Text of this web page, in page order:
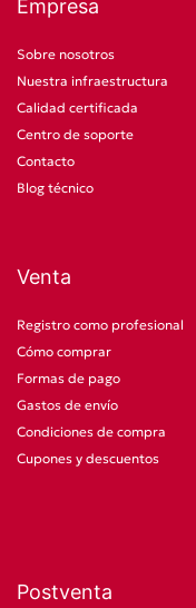
Empresa
Sobre nosotros
Nuestra infraestructura
Calidad certificada
Centro de soporte
Contacto
Blog técnico
Venta
Registro como profesional
Cómo comprar
Formas de pago
Gastos de envío
Condiciones de compra
Cupones y descuentos
Postventa